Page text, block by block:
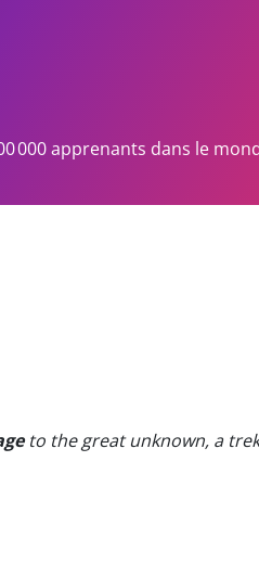
000 apprenants dans le
to the great unknown, a